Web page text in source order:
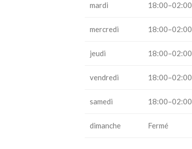
mardi 18:00–02:00
mercredi 18:00–02:00
jeudi 18:00–02:00
vendredi 18:00–02:00
samedi 18:00–02:00
dimanche Fermé